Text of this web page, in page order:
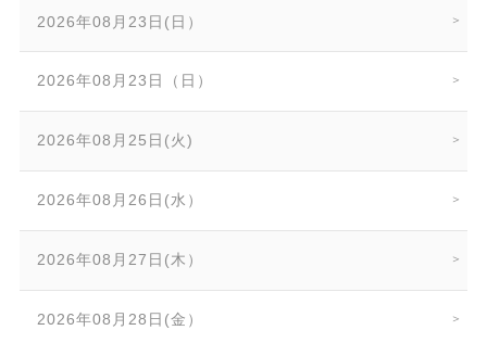
2026年08月23日(日）
2026年08月23日（日）
2026年08月25日(火)
2026年08月26日(水）
2026年08月27日(木）
2026年08月28日(金）